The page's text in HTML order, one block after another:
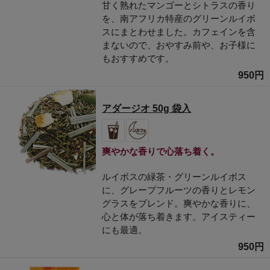
甘く熟れたマンゴーとシトラスの香り
を、南アフリカ特産のグリーンルイボ
スにまとわせました。カフェインを含
まないので、おやすみ前や、お子様に
もおすすめです。
950円
アダージオ 50g 袋入
爽やかな香りで心落ち着く。
ルイボスの緑茶・グリーンルイボス
に、グレープフルーツの香りとレモン
グラスをブレンド。爽やかな香りに、
心と体が落ち着きます。アイスティー
にも最適。
950円